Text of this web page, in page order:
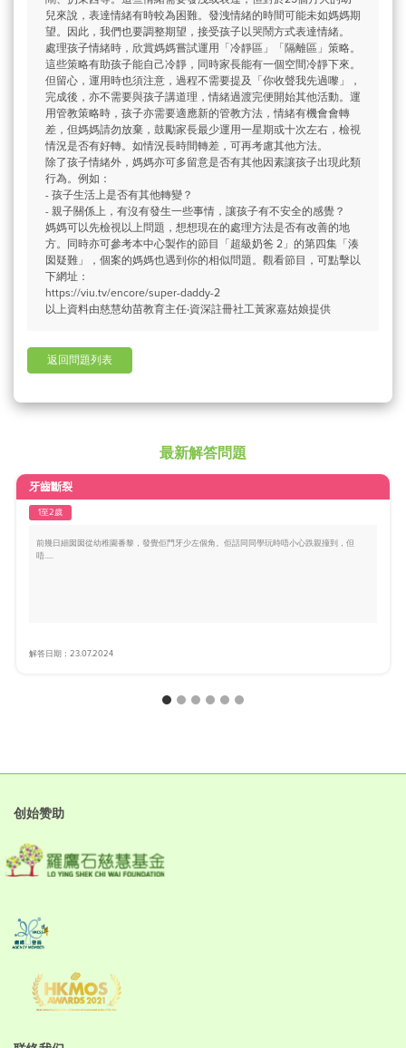
兒來說，表達情緒有時較為困難。發洩情緒的時間可能未如媽媽期
望。因此，我們也要調整期望，接受孩子以哭鬧方式表達情緒。
處理孩子情緒時，欣賞媽媽嘗試運用「冷靜區」「隔離區」策略。
這些策略有助孩子能自己冷靜，同時家長能有一個空間冷靜下來。
但留心，運用時也須注意，過程不需要提及「你收聲我先過嚟」，
完成後，亦不需要與孩子講道理，情緒過渡完便開始其他活動。運
用管教策略時，孩子亦需要適應新的管教方法，情緒有機會會轉
差，但媽媽請勿放棄，鼓勵家長最少運用一星期或十次左右，檢視
情況是否有好轉。如情況長時間轉差，可再考慮其他方法。
除了孩子情緒外，媽媽亦可多留意是否有其他因素讓孩子出現此類
行為。例如：
- 孩子生活上是否有其他轉變？
- 親子關係上，有沒有發生一些事情，讓孩子有不安全的感覺？
媽媽可以先檢視以上問題，想想現在的處理方法是否有改善的地
方。同時亦可參考本中心製作的節目「超級奶爸 2」的第四集「湊
囡疑難」，個案的媽媽也遇到你的相似問題。觀看節目，可點擊以
下網址：
https://viu.tv/encore/super-daddy-2
以上資料由慈慧幼苗教育主任‧資深註冊社工黃家嘉姑娘提供
返回問題列表
最新解答問題
牙齒斷裂
1至2歲
前幾日細囡囡從幼稚園番黎，發覺佢門牙少左個角。佢話同同學玩時唔小心跌親撞到，但
唔.....
解答日期：23.07.2024
创始赞助